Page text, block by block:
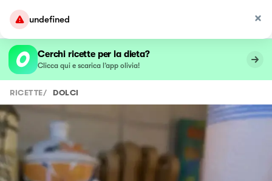
undefined
Cerchi ricette per la dieta?
Clicca qui e scarica l’app olivia!
RICETTE/ DOLCI